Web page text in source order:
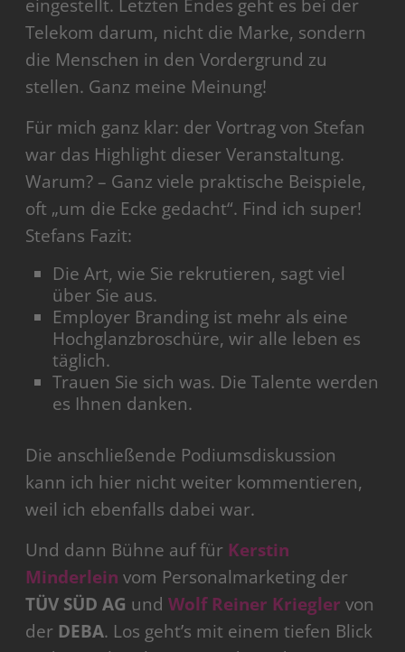
eingestellt. Letzten Endes geht es bei der
Telekom darum, nicht die Marke, sondern
die Menschen in den Vordergrund zu
stellen. Ganz meine Meinung!
Für mich ganz klar: der Vortrag von Stefan
war das Highlight dieser Veranstaltung.
Warum? – Ganz viele praktische Beispiele,
oft „um die Ecke gedacht“. Find ich super!
Stefans Fazit:
Die Art, wie Sie rekrutieren, sagt viel
über Sie aus.
Employer Branding ist mehr als eine
Hochglanzbroschüre, wir alle leben es
täglich.
Trauen Sie sich was. Die Talente werden
es Ihnen danken.
Die anschließende Podiumsdiskussion
kann ich hier nicht weiter kommentieren,
weil ich ebenfalls dabei war.
Und dann Bühne auf für Kerstin
Minderlein vom Personalmarketing der
TÜV SÜD AG undWolf Reiner Kriegler von
der DEBA. Los geht’s mit einem tiefen Blick